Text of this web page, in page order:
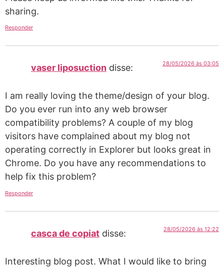
sharing.
Responder
vaser liposuction disse: 28/05/2026 às 03:05
I am really loving the theme/design of your blog.
Do you ever run into any web browser
compatibility problems? A couple of my blog
visitors have complained about my blog not
operating correctly in Explorer but looks great in
Chrome. Do you have any recommendations to
help fix this problem?
Responder
casca de copiat disse: 28/05/2026 às 12:22
Interesting blog post. What I would like to bring